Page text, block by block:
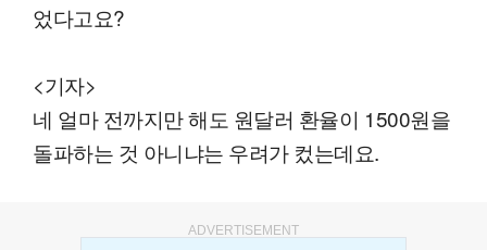
었다고요?
<기자>
네 얼마 전까지만 해도 원달러 환율이 1500원을
돌파하는 것 아니냐는 우려가 컸는데요.
ADVERTISEMENT